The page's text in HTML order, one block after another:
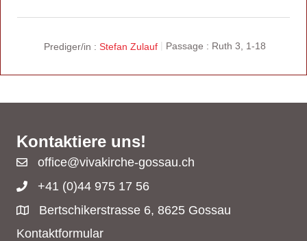
Prediger/in : Stefan Zulauf Passage : Ruth 3, 1-18
Kontaktiere uns!
office@vivakirche-gossau.ch
+41 (0)44 975 17 56
Bertschikerstrasse 6, 8625 Gossau
Kontaktformular